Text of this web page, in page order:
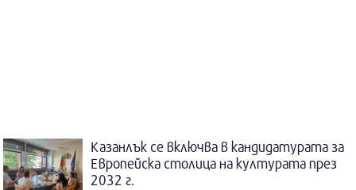
Казанлък се включва в кандидатурата за
Европейска столица на културата през
2032 г.